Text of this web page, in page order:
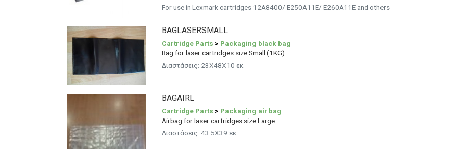
For use in Lexmark cartridges 12A8400/ E250A11E/ E260A11E and others
BAGLASERSMALL
Cartridge Parts > Packaging black bag
Bag for laser cartridges size Small (1KG)
Διαστάσεις: 23X48X10 εκ.
BAGAIRL
Cartridge Parts > Packaging air bag
Airbag for laser cartridges size Large
Διαστάσεις: 43.5X39 εκ.